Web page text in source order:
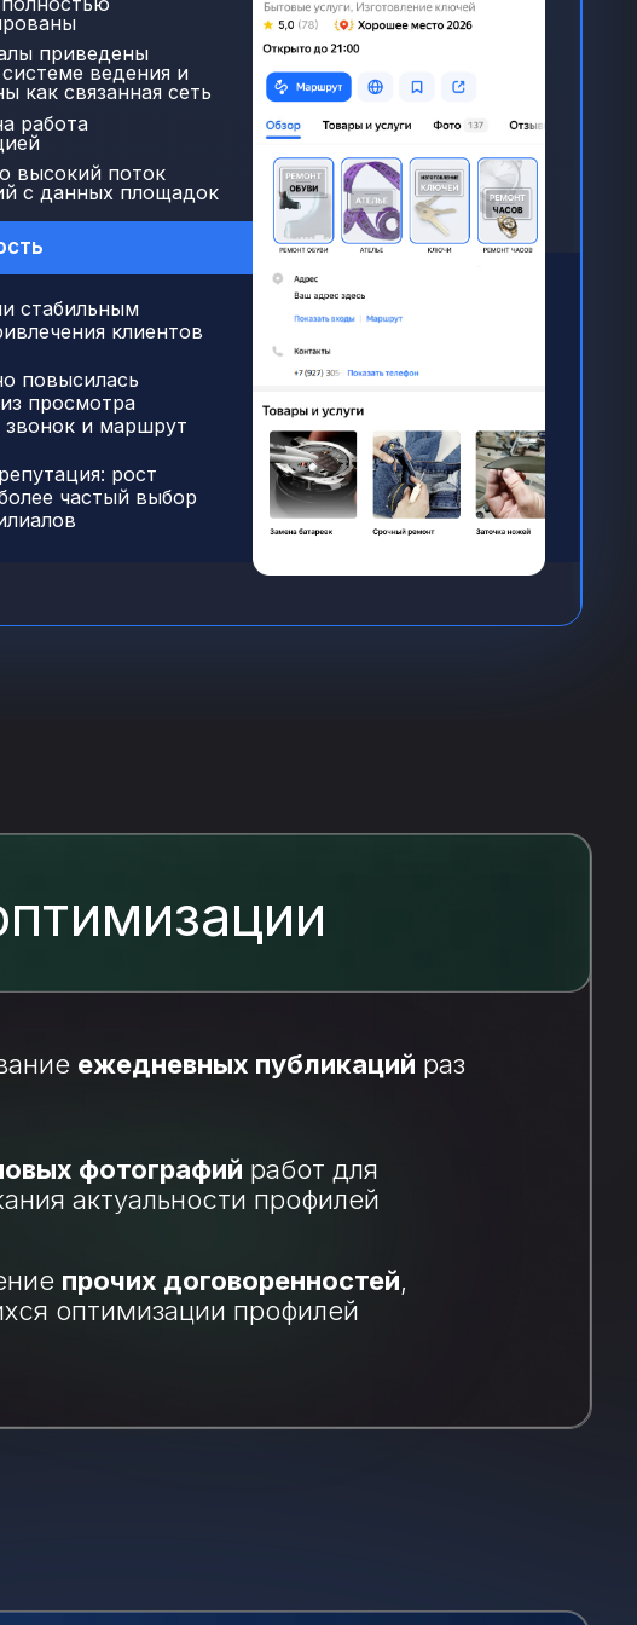
стабильным
клиентов
повысилась
просмотра
звонок и маршрут
рост
частый выбор
высокий поток
с данных площадок
работа
приведены
ведения и
как связанная сеть
ежедневных публикаций раз
фотографий работ для
актуальности профилей
прочих договоренностей,
оптимизации профилей